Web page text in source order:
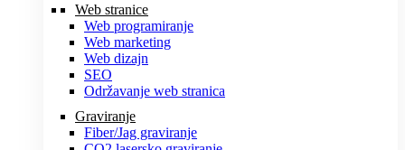
Web stranice
Web programiranje
Web marketing
Web dizajn
SEO
Održavanje web stranica
Graviranje
Fiber/Jag graviranje